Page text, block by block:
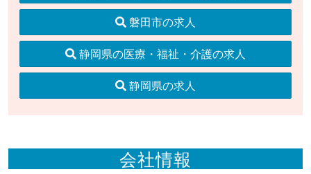
磐田市の求人
静岡県の医療・福祉・介護の求人
静岡県の求人
会社情報